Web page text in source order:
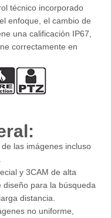
técnico incorporado
enfoque, el cambio de
una calificación IP67,
correctamente en
las imágenes incluso
y 3CAM de alta
para la búsqueda
distancia.
no uniforme,